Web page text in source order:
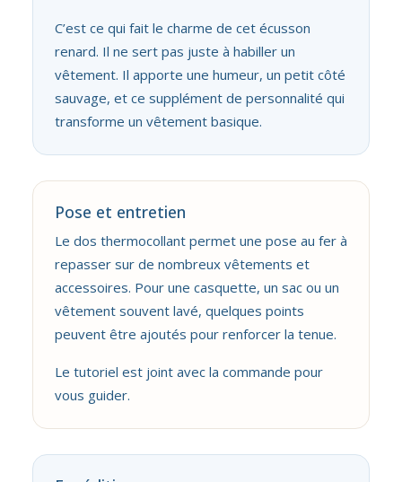
C’est ce qui fait le charme de cet écusson
renard. Il ne sert pas juste à habiller un
vêtement. Il apporte une humeur, un petit côté
sauvage, et ce supplément de personnalité qui
transforme un vêtement basique.
Pose et entretien
Le dos thermocollant permet une pose au fer à
repasser sur de nombreux vêtements et
accessoires. Pour une casquette, un sac ou un
vêtement souvent lavé, quelques points
peuvent être ajoutés pour renforcer la tenue.
Le tutoriel est joint avec la commande pour
vous guider.